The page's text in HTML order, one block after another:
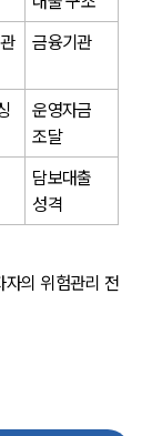
금융기관
운영자금
조달
담보대출
성격
자의 위험관리 전